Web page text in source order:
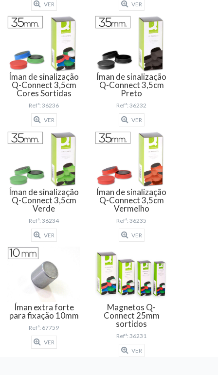
VER
VER
Íman de sinalização
Q-Connect 3,5cm
Cores Sortidas
Refª: 36236
VER
Íman de sinalização
Q-Connect 3,5cm
Preto
Refª: 36232
VER
Íman de sinalização
Q-Connect 3,5cm
Verde
Refª: 36234
VER
Íman de sinalização
Q-Connect 3,5cm
Vermelho
Refª: 36235
VER
Íman extra forte
para fixação 10mm
Refª: 67759
VER
Magnetos Q-
Connect 25mm
sortidos
Refª: 36231
VER